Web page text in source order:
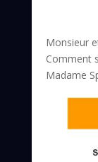
Monsieur
Comment
Madame